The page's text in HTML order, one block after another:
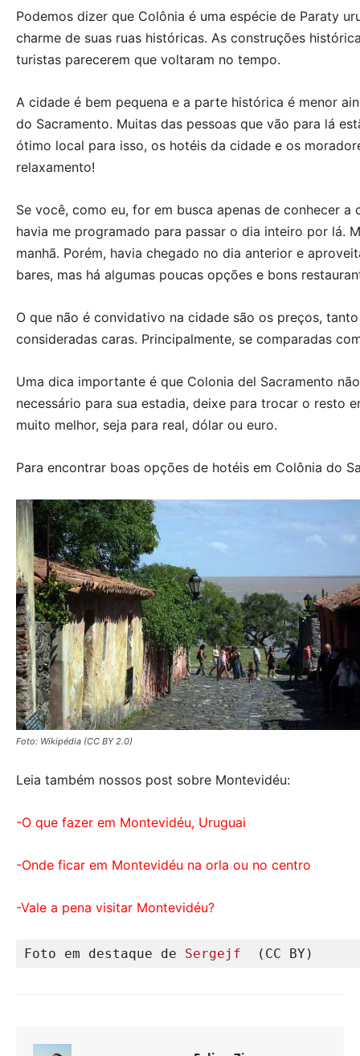
Podemos dizer que Colônia é uma espécie de Paraty
charme de suas ruas históricas. As construções
turistas parecerem que voltaram no tempo.
A cidade é bem pequena e a parte histórica é menor
do Sacramento. Muitas das pessoas que vão para lá
ótimo local para isso, os hotéis da cidade e os
relaxamento!
Se você, como eu, for em busca apenas de conhecer a
havia me programado para passar o dia inteiro por lá.
manhã. Porém, havia chegado no dia anterior e
bares, mas há algumas poucas opções e bons
O que não é convidativo na cidade são os preços,
consideradas caras. Principalmente, se comparadas
Uma dica importante é que Colonia del Sacramento
necessário para sua estadia, deixe para trocar o resto
muito melhor, seja para real, dólar ou euro.
Para encontrar boas opções de hotéis em Colônia do
Foto: Wikipédia (CC BY 2.0)
Leia também nossos post sobre Montevidéu:
-O que fazer em Montevidéu, Uruguai
-Onde ficar em Montevidéu na orla ou no centro
-Vale a pena visitar Montevidéu?
Foto em destaque de Sergejf (CC BY)